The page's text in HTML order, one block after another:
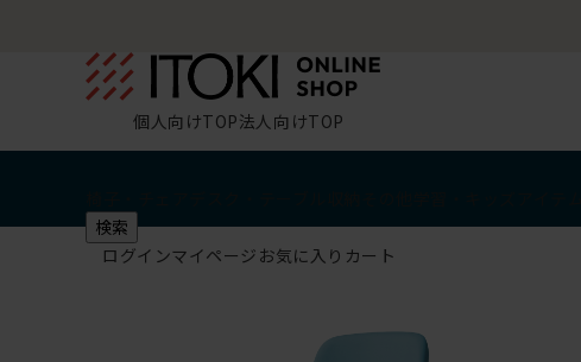
個人向けTOP法人向けTOP
検索
ログインマイページ お気に入り カート